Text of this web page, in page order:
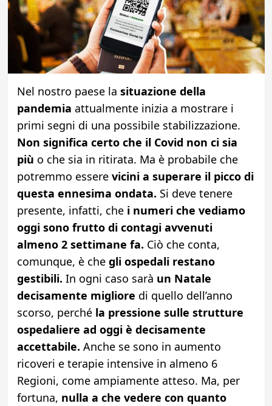
Nel nostro paese la situazione della
pandemia attualmente inizia a mostrare i
primi segni di una possibile stabilizzazione.
Non significa certo che il Covid non ci sia
più o che sia in ritirata. Ma è probabile che
potremmo essere vicini a superare il picco di
questa ennesima ondata. Si deve tenere
presente, infatti, che i numeri che vediamo
oggi sono frutto di contagi avvenuti
almeno 2 settimane fa. Ciò che conta,
comunque, è chegli ospedali restano
gestibili. In ogni caso sarà un Natale
decisamente migliore di quello dell’anno
scorso, perché la pressione sulle strutture
ospedaliere ad oggi è decisamente
accettabile. Anche se sono in aumento
ricoveri e terapie intensive in almeno 6
Regioni, come ampiamente atteso. Ma, per
fortuna, nulla a che vedere con quanto